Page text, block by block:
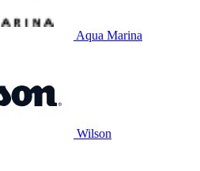
Aqua Marina
Wilson